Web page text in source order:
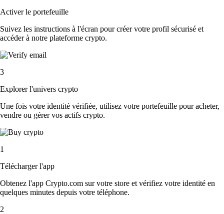
Activer le portefeuille
Suivez les instructions à l'écran pour créer votre profil sécurisé et
accéder à notre plateforme crypto.
3
Explorer l'univers crypto
Une fois votre identité vérifiée, utilisez votre portefeuille pour acheter,
vendre ou gérer vos actifs crypto.
1
Télécharger l'app
Obtenez l'app Crypto.com sur votre store et vérifiez votre identité en
quelques minutes depuis votre téléphone.
2